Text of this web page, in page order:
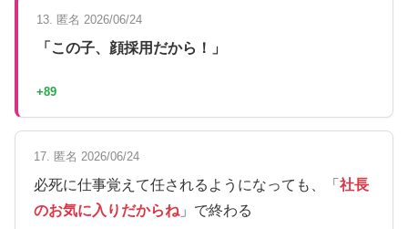
13. 匿名 2026/06/24
「この子、顔採用だから！」
+89
17. 匿名 2026/06/24
必死に仕事覚えて任されるようになっても、「 社長
のお気に入りだからね 」で終わる